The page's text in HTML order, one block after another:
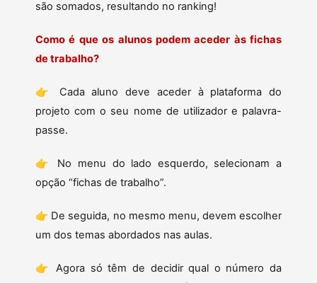
são somados, resultando no ranking!
Como é que os alunos podem aceder às fichas
de trabalho?
👉 Cada aluno deve aceder à plataforma do
projeto com o seu nome de utilizador e palavra-
passe.
👉 No menu do lado esquerdo, selecionam a
opção “fichas de trabalho”.
👉 De seguida, no mesmo menu, devem escolher
um dos temas abordados nas aulas.
👉 Agora só têm de decidir qual o número da